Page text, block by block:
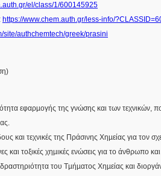
el/class/1/600145925
https://www.chem.auth.gr/less-info/
site/authchemtech/greek/prasini
εφαρµογής της γνώσης και των τεχνικών,
και τεχνικές της Πράσινης Χηµείας για τον
και τοξικές χηµικές ενώσεις για το άνθρωπο
του Τµήµατος Χηµείας και